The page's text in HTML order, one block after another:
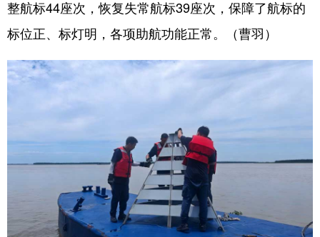
陕西 甘肃 青海 宁夏
新疆 内蒙古 黑龙江
Français
Русский язык 日本語 한국어
Português
整航标44座次，恢复失常航标39座次，保障了航标的
标位正、标灯明，各项助航功能正常。（曹羽）